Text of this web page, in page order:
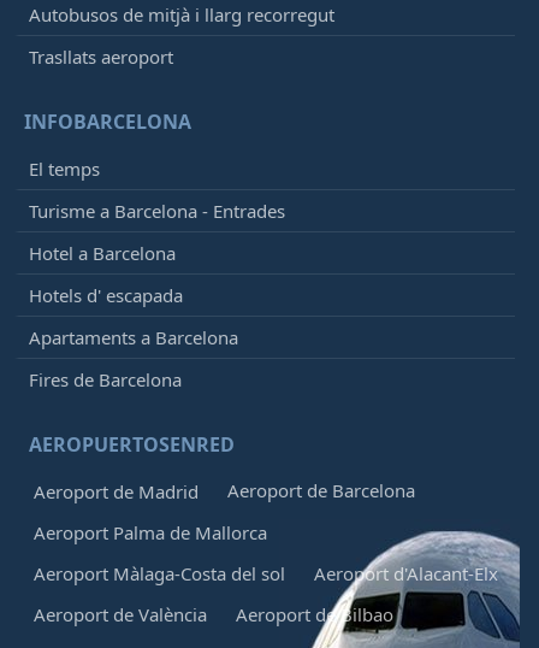
Autobusos de mitjà i llarg recorregut
Trasllats aeroport
INFOBARCELONA
El temps
Turisme a Barcelona - Entrades
Hotel a Barcelona
Hotels d' escapada
Apartaments a Barcelona
Fires de Barcelona
AEROPUERTOSENRED
Aeroport de Madrid
Aeroport de Barcelona
Aeroport Palma de Mallorca
Aeroport Màlaga-Costa del sol
Aeroport d'Alacant-Elx
Aeroport de València
Aeroport de Bilbao